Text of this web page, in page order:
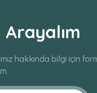
Arayalım
hakkında bilgi için